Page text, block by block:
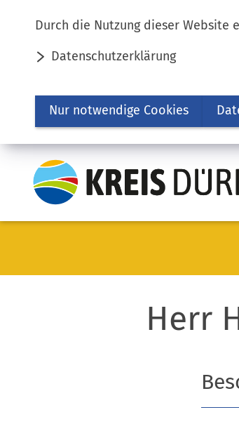
Durch die Nutzung dieser Website
Datenschutzerklärung
Nur notwendige Cookies
Inhalt anspringen
Herr